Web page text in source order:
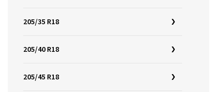
205/35 R18
205/40 R18
205/45 R18